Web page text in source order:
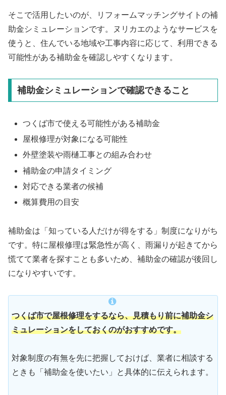
そこで活用したいのが、リフォームマッチングサイトの補
助金シミュレーションです。ヌリカエのようなサービスを
使うと、住んでいる地域や工事内容に応じて、利用できる
可能性がある補助金を確認しやすくなります。
補助金シミュレーションで確認できること
つくば市で使える可能性がある補助金
屋根修理が対象になる可能性
外壁塗装や雨樋工事との組み合わせ
補助金の申請タイミング
対応できる業者の候補
概算費用の目安
補助金は「知っている人だけが得をする」制度になりがち
です。特に屋根修理は緊急性が高く、雨漏りが起きてから
慌てて業者を探すことも多いため、補助金の確認が後回し
になりやすいです。
つくば市で屋根修理をするなら、見積もり前に補助金シ
ミュレーションをしておくのがおすすめです。
対象制度の有無を先に把握しておけば、業者に相談する
ときも「補助金を使いたい」と具体的に伝えられます。